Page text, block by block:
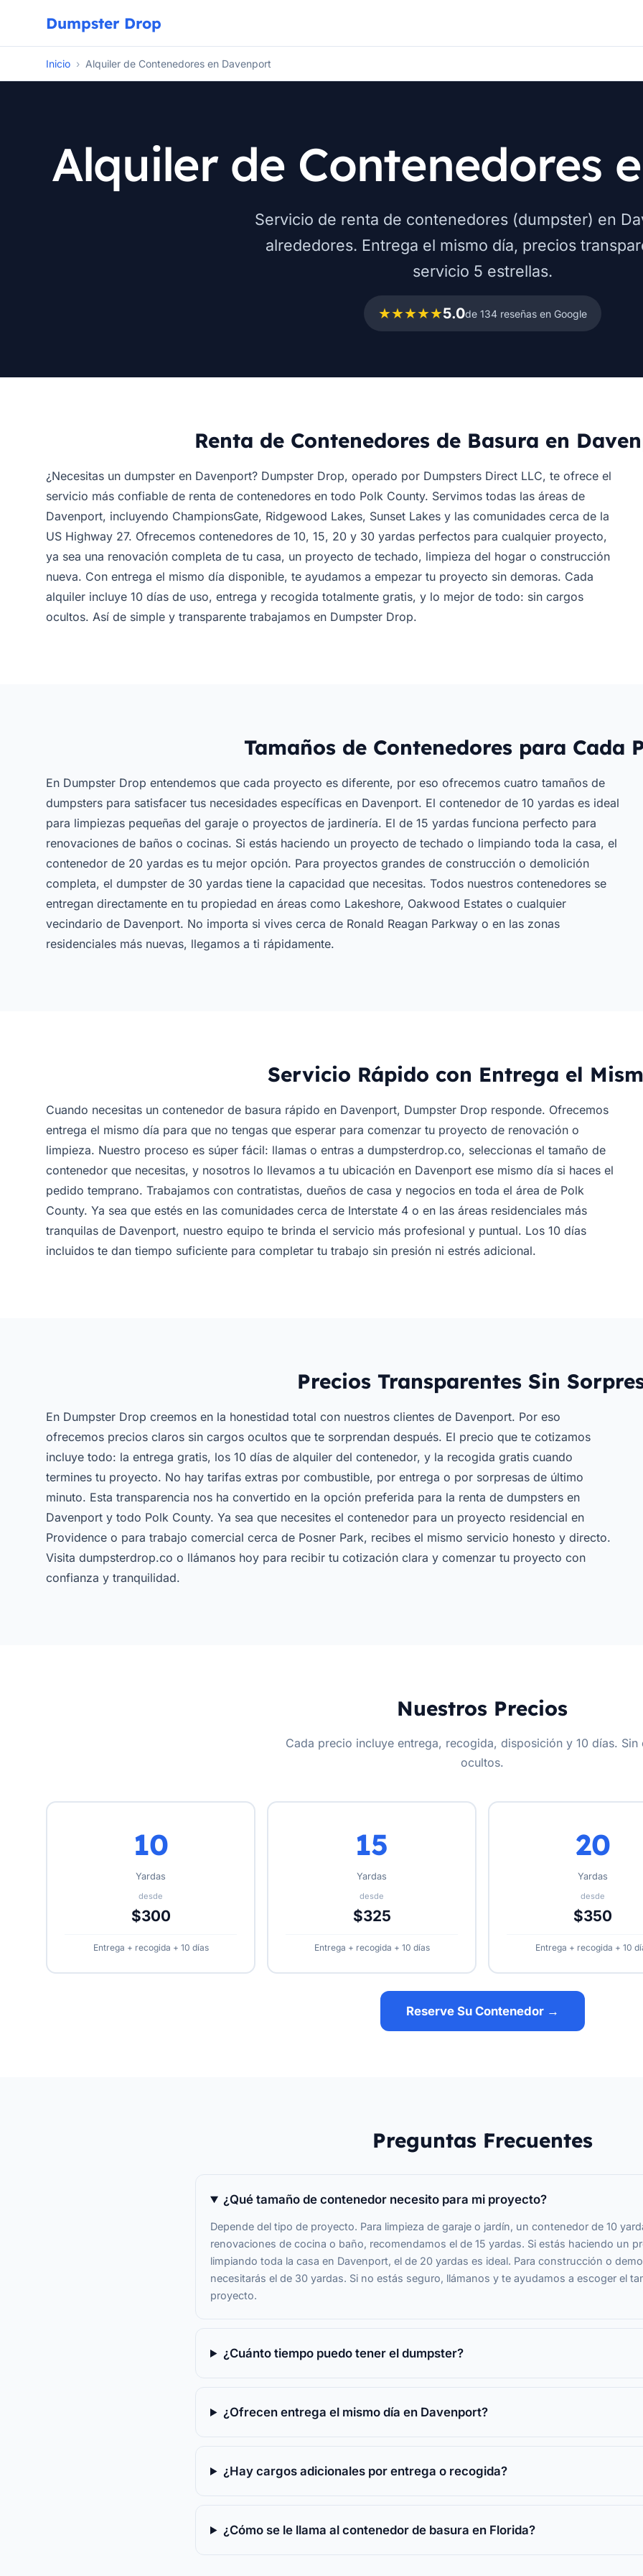
Dumpster Drop
Inicio › Alquiler de Contenedores en Davenport
Alquiler de Contenedores
Servicio de renta de contenedores (dumpster) en
alrededores. Entrega el mismo día, precios
servicio 5 estrellas.
★★★★★5.0de 134 reseñas en Google
Renta de Contenedores de Basura en
¿Necesitas un dumpster en Davenport? Dumpster Drop, operado por Dumpsters Direct LLC, te ofrece el
servicio más confiable de renta de contenedores en todo Polk County. Servimos todas las áreas de
Davenport, incluyendo ChampionsGate, Ridgewood Lakes, Sunset Lakes y las comunidades cerca de la
US Highway 27. Ofrecemos contenedores de 10, 15, 20 y 30 yardas perfectos para cualquier proyecto,
ya sea una renovación completa de tu casa, un proyecto de techado, limpieza del hogar o construcción
nueva. Con entrega el mismo día disponible, te ayudamos a empezar tu proyecto sin demoras. Cada
alquiler incluye 10 días de uso, entrega y recogida totalmente gratis, y lo mejor de todo: sin cargos
ocultos. Así de simple y transparente trabajamos en Dumpster Drop.
Tamaños de Contenedores para Cada
En Dumpster Drop entendemos que cada proyecto es diferente, por eso ofrecemos cuatro tamaños de
dumpsters para satisfacer tus necesidades específicas en Davenport. El contenedor de 10 yardas es ideal
para limpiezas pequeñas del garaje o proyectos de jardinería. El de 15 yardas funciona perfecto para
renovaciones de baños o cocinas. Si estás haciendo un proyecto de techado o limpiando toda la casa, el
contenedor de 20 yardas es tu mejor opción. Para proyectos grandes de construcción o demolición
completa, el dumpster de 30 yardas tiene la capacidad que necesitas. Todos nuestros contenedores se
entregan directamente en tu propiedad en áreas como Lakeshore, Oakwood Estates o cualquier
vecindario de Davenport. No importa si vives cerca de Ronald Reagan Parkway o en las zonas
residenciales más nuevas, llegamos a ti rápidamente.
Servicio Rápido con Entrega el
Cuando necesitas un contenedor de basura rápido en Davenport, Dumpster Drop responde. Ofrecemos
entrega el mismo día para que no tengas que esperar para comenzar tu proyecto de renovación o
limpieza. Nuestro proceso es súper fácil: llamas o entras a dumpsterdrop.co, seleccionas el tamaño de
contenedor que necesitas, y nosotros lo llevamos a tu ubicación en Davenport ese mismo día si haces el
pedido temprano. Trabajamos con contratistas, dueños de casa y negocios en toda el área de Polk
County. Ya sea que estés en las comunidades cerca de Interstate 4 o en las áreas residenciales más
tranquilas de Davenport, nuestro equipo te brinda el servicio más profesional y puntual. Los 10 días
incluidos te dan tiempo suficiente para completar tu trabajo sin presión ni estrés adicional.
Precios Transparentes Sin
En Dumpster Drop creemos en la honestidad total con nuestros clientes de Davenport. Por eso
ofrecemos precios claros sin cargos ocultos que te sorprendan después. El precio que te cotizamos
incluye todo: la entrega gratis, los 10 días de alquiler del contenedor, y la recogida gratis cuando
termines tu proyecto. No hay tarifas extras por combustible, por entrega o por sorpresas de último
minuto. Esta transparencia nos ha convertido en la opción preferida para la renta de dumpsters en
Davenport y todo Polk County. Ya sea que necesites el contenedor para un proyecto residencial en
Providence o para trabajo comercial cerca de Posner Park, recibes el mismo servicio honesto y directo.
Visita dumpsterdrop.co o llámanos hoy para recibir tu cotización clara y comenzar tu proyecto con
confianza y tranquilidad.
Nuestros Precios
Cada precio incluye entrega, recogida, disposición y 10 días. Sin
ocultos.
10
Yardas
desde
$300
Entrega + recogida + 10 días
15
Yardas
desde
$325
Entrega + recogida + 10 días
20
Yardas
desde
$350
Entrega + recogida + 10
Reserve Su Contenedor →
Preguntas Frecuentes
¿Qué tamaño de contenedor necesito para mi proyecto?
Depende del tipo de proyecto. Para limpieza de garaje o jardín, un contenedor de 10
renovaciones de cocina o baño, recomendamos el de 15 yardas. Si estás haciendo un
limpiando toda la casa en Davenport, el de 20 yardas es ideal. Para construcción o
necesitarás el de 30 yardas. Si no estás seguro, llámanos y te ayudamos a escoger el
proyecto.
¿Cuánto tiempo puedo tener el dumpster?
¿Ofrecen entrega el mismo día en Davenport?
¿Hay cargos adicionales por entrega o recogida?
¿Cómo se le llama al contenedor de basura en Florida?